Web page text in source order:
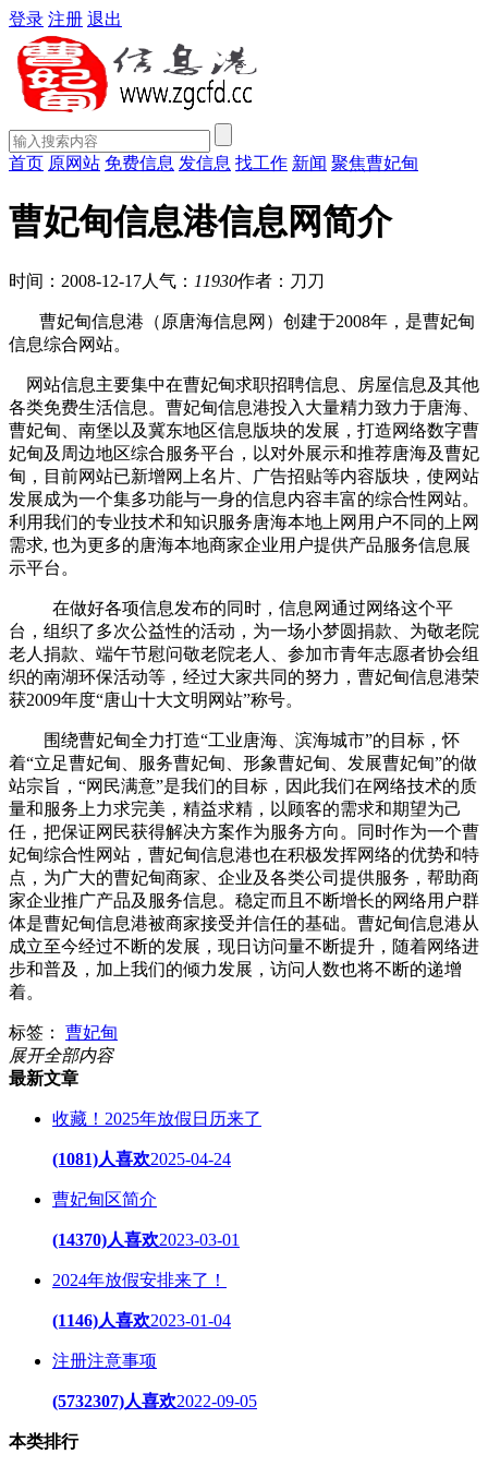
登录 注册 退出
首页 原网站 免费信息 发信息 找工作 新闻 聚焦曹妃甸
曹妃甸信息港信息网简介
时间：2008-12-17人气： 11930作者：刀刀
曹妃甸信息港（原唐海信息网）创建于2008年，是曹妃甸
信息综合网站。
网站信息主要集中在曹妃甸求职招聘信息、房屋信息及其他
各类免费生活信息。曹妃甸信息港投入大量精力致力于唐海、
曹妃甸、南堡以及冀东地区信息版块的发展，打造网络数字曹
妃甸及周边地区综合服务平台，以对外展示和推荐唐海及曹妃
甸，目前网站已新增网上名片、广告招贴等内容版块，使网站
发展成为一个集多功能与一身的信息内容丰富的综合性网站。
利用我们的专业技术和知识服务唐海本地上网用户不同的上网
需求, 也为更多的唐海本地商家企业用户提供产品服务信息展
示平台。
在做好各项信息发布的同时，信息网通过网络这个平
台，组织了多次公益性的活动，为一场小梦圆捐款、为敬老院
老人捐款、端午节慰问敬老院老人、参加市青年志愿者协会组
织的南湖环保活动等，经过大家共同的努力，曹妃甸信息港荣
获2009年度“唐山十大文明网站”称号。
围绕曹妃甸全力打造“工业唐海、滨海城市”的目标，怀
着“立足曹妃甸、服务曹妃甸、形象曹妃甸、发展曹妃甸”的做
站宗旨，“网民满意”是我们的目标，因此我们在网络技术的质
量和服务上力求完美，精益求精，以顾客的需求和期望为己
任，把保证网民获得解决方案作为服务方向。同时作为一个曹
妃甸综合性网站，曹妃甸信息港也在积极发挥网络的优势和特
点，为广大的曹妃甸商家、企业及各类公司提供服务，帮助商
家企业推广产品及服务信息。稳定而且不断增长的网络用户群
体是曹妃甸信息港被商家接受并信任的基础。曹妃甸信息港从
成立至今经过不断的发展，现日访问量不断提升，随着网络进
步和普及，加上我们的倾力发展，访问人数也将不断的递增
着。
标签：
曹妃甸
展开全部内容
最新文章
收藏！2025年放假日历来了
(1081)人喜欢2025-04-24
曹妃甸区简介
(14370)人喜欢2023-03-01
2024年放假安排来了！
(1146)人喜欢2023-01-04
注册注意事项
(5732307)人喜欢2022-09-05
本类排行